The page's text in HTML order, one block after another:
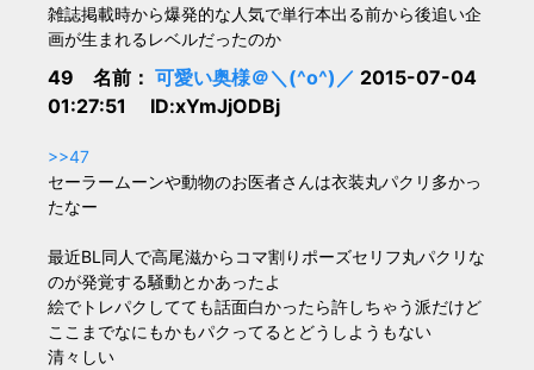
雑誌掲載時から爆発的な人気で単行本出る前から後追い企
画が生まれるレベルだったのか
49 名前： 可愛い奥様＠＼(^o^)／ 2015-07-04
01:27:51 ID:xYmJjODBj
>>47
セーラームーンや動物のお医者さんは衣装丸パクリ多かっ
たなー
最近BL同人で高尾滋からコマ割りポーズセリフ丸パクリな
のが発覚する騒動とかあったよ
絵でトレパクしてても話面白かったら許しちゃう派だけど
ここまでなにもかもパクってるとどうしようもない
清々しい